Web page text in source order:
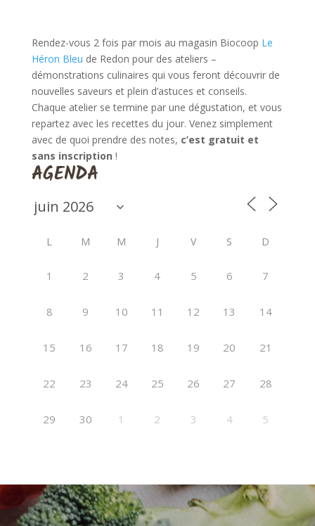
Rendez-vous 2 fois par mois au magasin Biocoop Le
Héron Bleu de Redon pour des ateliers –
démonstrations culinaires qui vous feront découvrir de
nouvelles saveurs et plein d’astuces et conseils.
Chaque atelier se termine par une dégustation, et vous
repartez avec les recettes du jour. Venez simplement
avec de quoi prendre des notes, c’est gratuit et
sans inscription !
AGENDA
L M M J V S D
1 2 3 4 5 6 7
8 9 10 11 12 13 14
15 16 17 18 19 20 21
22 23 24 25 26 27 28
29 30 1 2 3 4 5